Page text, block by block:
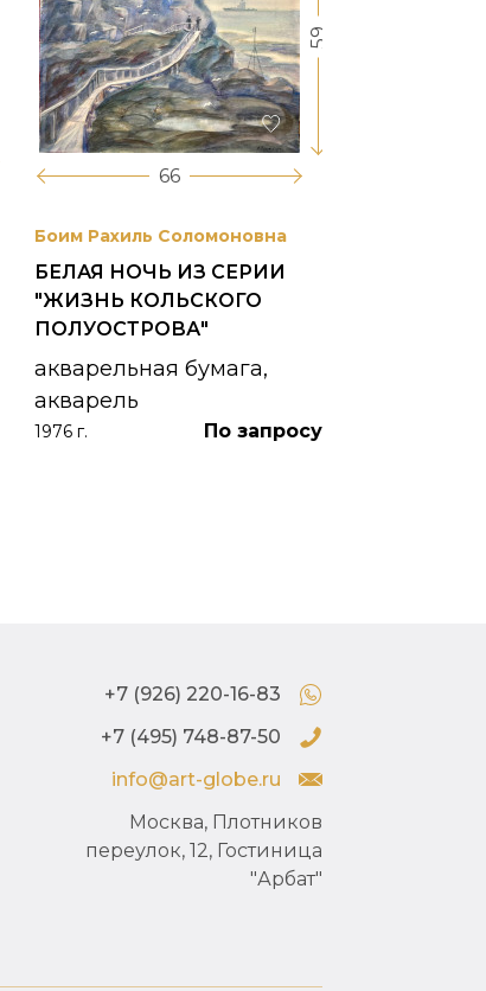
66
59
Боим Рахиль Соломоновна
БЕЛАЯ НОЧЬ ИЗ СЕРИИ
"ЖИЗНЬ КОЛЬСКОГО
ПОЛУОСТРОВА"
акварельная бумага,
акварель
1976 г. По запросу
+7 (926) 220-16-83
+7 (495) 748-87-50
info@art-globe.ru
Москва, Плотников
переулок, 12, Гостиница
"Арбат"